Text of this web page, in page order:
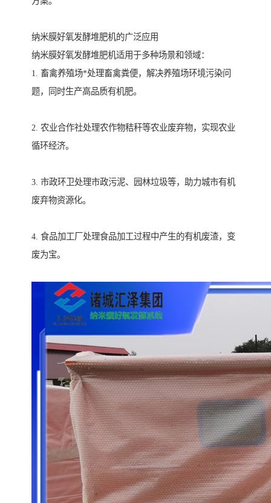
纳米膜好氧发酵堆肥机的广泛应用
纳米膜好氧发酵堆肥机适用于多种场景和领域：
1. 畜禽养殖场*处理畜禽粪便，解决养殖场环境污染问
题，同时生产高品质有机肥。
2. 农业合作社处理农作物秸秆等农业废弃物，实现农业
循环经济。
3. 市政环卫处理市政污泥、园林垃圾等，助力城市有机
废弃物资源化。
4. 食品加工厂处理食品加工过程中产生的有机废渣，变
废为宝。